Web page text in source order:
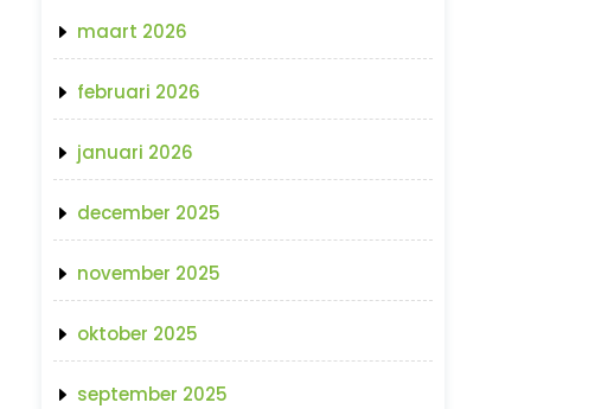
maart 2026
februari 2026
januari 2026
december 2025
november 2025
oktober 2025
september 2025